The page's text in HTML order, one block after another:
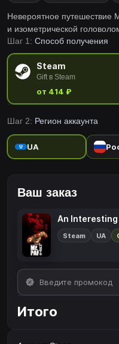
Невероятное
и изометрической
Sokoban, игра вносит
вертикальность c
окружением.
Шаг 1: Способ получения
Steam
Gift в Steam
от 414 ₽
Шаг 2: Регион аккаунта
UA
Ваш заказ
An Interesting
Steam UA
Итого